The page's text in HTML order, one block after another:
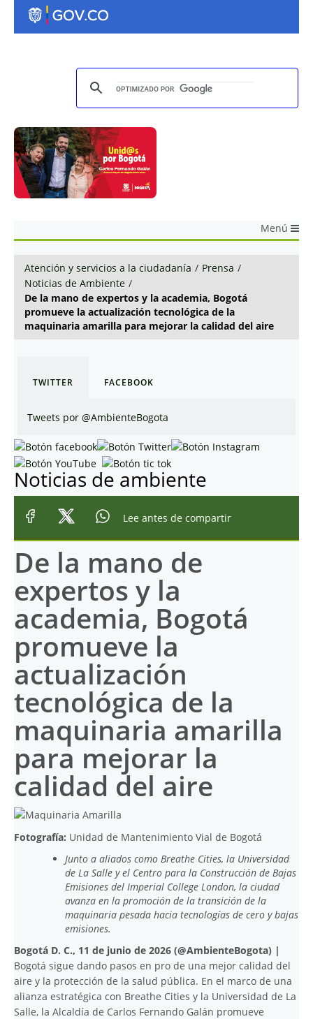
Menú
Atención y servicios a la ciudadanía / Prensa /
Noticias de Ambiente /
De la mano de expertos y la academia, Bogotá
promueve la actualización tecnológica de la
maquinaria amarilla para mejorar la calidad del aire
TWITTER FACEBOOK
Tweets por @AmbienteBogota
Noticias de ambiente
Lee antes de compartir
De la mano de
expertos y la
academia, Bogotá
promueve la
actualización
tecnológica de la
maquinaria amarilla
para mejorar la
calidad del aire
Fotografía: Unidad de Mantenimiento Vial de Bogotá
Junto a aliados como Breathe Cities, la Universidad
de La Salle y el Centro para la Construcción de Bajas
Emisiones del Imperial College London, la ciudad
avanza en la promoción de la transición de la
maquinaria pesada hacia tecnologías de cero y bajas
emisiones.
Bogotá D. C., 11 de junio de 2026 (@AmbienteBogota) |
Bogotá sigue dando pasos en pro de una mejor calidad del
aire y la protección de la salud pública. En el marco de una
alianza estratégica con Breathe Cities y la Universidad de La
Salle, la Alcaldía de Carlos Fernando Galán promueve